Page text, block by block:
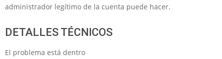
administrador legítimo de la cuenta puede hacer.
DETALLES TÉCNICOS
El problema está dentro